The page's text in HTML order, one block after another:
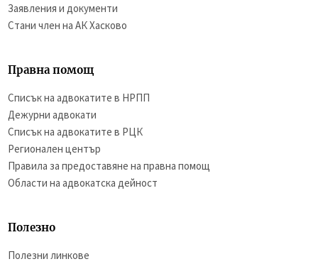
Заявления и документи
Стани член на АК Хасково
Правна помощ
Списък на адвокатите в НРПП
Дежурни адвокати
Списък на адвокатите в РЦК
Регионален център
Правила за предоставяне на правна помощ
Области на адвокатска дейност
Полезно
Полезни линкове